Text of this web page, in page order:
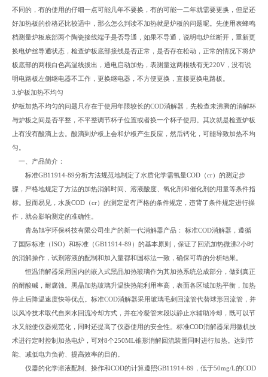
不同的，有的使用的仔细一点可能几年不要换，有的可能一二年就需要更换，但是还
好加热板的价格还比较适中，那么怎么判读不加热就是炉板的问题呢。先使用表蜂鸣
档测量炉板底部两个陶瓷接线端子是否导通，如果不导通，说明电炉丝断开，重新更
换电炉丝导通状态，检查炉板底部接线是否正常，是否存在松动，正常的情况下将炉
板底部的两根白色高温线拔出，通电启动加热，表测量这两根线有无220V，没有说
明电路板左侧继电器不工作，更换继电器，不方便更换，直接更换电路板。
3.炉板加热不均匀
炉板加热不均匀的问题只存在于使用年限较长的COD消解器，先检查未沸腾的消解杯
与炉板之间是否平整，不平整调节杯子位置或者换一个杯子使用。其次就是检查炉板
上有没有酸滴上去。酸滴到炉板上会和炉板产生反应，然后钙化，可能导致加热不均
匀。
一、产品简介：
标准GB11914-89分析方法规范地制定了水质化学需氧量COD（cr）的测定步
骤，严格地规定了方法的加热消解时间、溶液酸度、氧化剂和催化剂的用量等条件指
标。显而易见，水质COD（cr）的测定是有严格的条件规定，违背了条件规定进行操
作，就会影响测定的准确性。
青岛旭宇环保科技有限公司生产的新一代消解器产品： 标准COD消解器，遵循
了国际标准（ISO）和标准（GB11914-89）的基本原则，保证了回流加热微沸2小时
的消解操作，试剂溶液的配制和加入量都和国标法一致，确保可靠的分析结果。
恒温消解器采用国内的嵌入式黑晶加热玻璃作为其加热系统总成部分，做到真正
的耐酸碱，耐腐蚀。黑晶加热玻璃升温快热能利用率高，表面各区域加热平衡，加热
停止后降温速度快等优点。标准COD消解器采用玻璃毛刺回流管代替球形回流管，并
以风冷技术取代自来水回流冷却方式，并在冷凝管末段以静止水辅助冷却，既可以节
水又能使仪器规范化，同时还提高了仪器使用的安全性。标准COD消解器采用微机技
术进行定时控制加热电炉，可对8个250ML锥形消解回流装置同时进行加热。达到节
能、减低电力负荷、提高效率的目的。
仪器的化学溶液配制、操作和COD的计算遵照GB11914-89，低于50mg/L的COD